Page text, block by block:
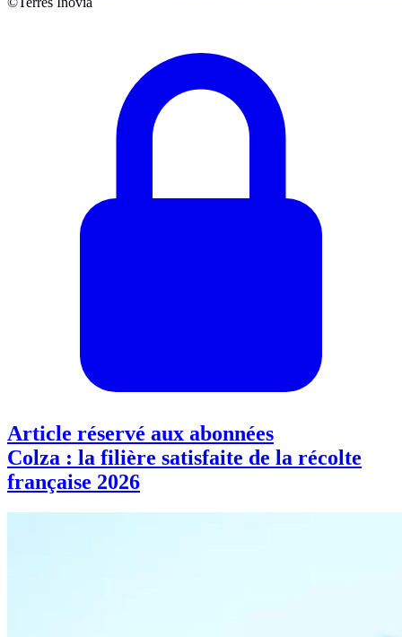
Article réservé aux abonnées
Colza : la filière satisfaite de la récolte
française 2026